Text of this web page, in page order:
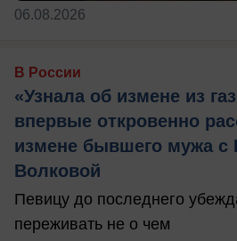
06.08.2026
В России
«Узнала об измене из
впервые откровенно
измене бывшего мужа
Волковой
Певицу до последнего
переживать не о чем